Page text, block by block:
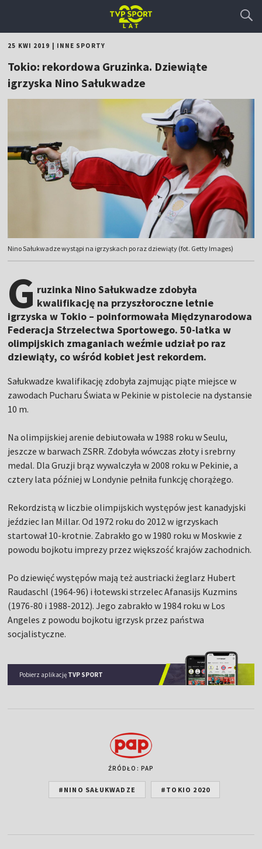
25 KWI 2019 INNE SPORTY
Tokio: rekordowa Gruzinka. Dziewiąte
igrzyska Nino Sałukwadze
Nino Sałukwadze wystąpi na igrzyskach po raz dziewiąty (fot. Getty Images)
G ruzinka Nino Sałukwadze zdobyła
kwalifikację na przyszłoroczne letnie
igrzyska w Tokio – poinformowała Międzynarodowa
Federacja Strzelectwa Sportowego. 50-latka w
olimpijskich zmaganiach weźmie udział po raz
dziewiąty, co wśród kobiet jest rekordem.
Sałukwadze kwalifikację zdobyła zajmując piąte miejsce w
zawodach Pucharu Świata w Pekinie w pistolecie na dystansie
10 m.
Na olimpijskiej arenie debiutowała w 1988 roku w Seulu,
jeszcze w barwach ZSRR. Zdobyła wówczas złoty i srebrny
medal. Dla Gruzji brąz wywalczyła w 2008 roku w Pekinie, a
cztery lata później w Londynie pełniła funkcję chorążego.
Rekordzistą w liczbie olimpijskich występów jest kanadyjski
jeździec Ian Millar. Od 1972 roku do 2012 w igrzyskach
startował 10-krotnie. Zabrakło go w 1980 roku w Moskwie z
powodu bojkotu imprezy przez większość krajów zachodnich.
Po dziewięć występów mają też austriacki żeglarz Hubert
Raudaschl (1964-96) i łotewski strzelec Afanasijs Kuzmins
(1976-80 i 1988-2012). Jego zabrakło w 1984 roku w Los
Angeles z powodu bojkotu igrzysk przez państwa
socjalistyczne.
Pobierz aplikację TVP SPORT
ŹRÓDŁO: PAP
#NINO SAŁUKWADZE #TOKIO 2020